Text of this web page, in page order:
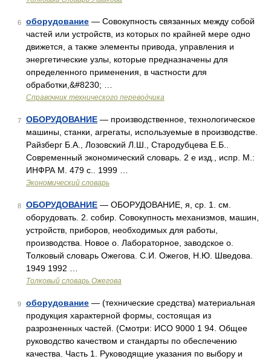
6 оборудование — Совокупность связанных между собой
частей или устройств, из которых по крайней мере одно
движется, а также элементы привода, управления и
энергетические узлы, которые предназначены для
определенного применения, в частности для
обработки,&#8230; …
Справочник технического переводчика
7 ОБОРУДОВАНИЕ — производственное, технологическое
машины, станки, агрегаты, используемые в производстве.
Райзберг Б.А., Лозовский Л.Ш., Стародубцева Е.Б..
Современный экономический словарь. 2 е изд., испр. М.:
ИНФРА М. 479 с.. 1999 …
Экономический словарь
8 ОБОРУДОВАНИЕ — ОБОРУДОВАНИЕ, я, ср. 1. см.
оборудовать. 2. собир. Совокупность механизмов, машин,
устройств, приборов, необходимых для работы,
производства. Новое о. Лабораторное, заводское о.
Толковый словарь Ожегова. С.И. Ожегов, Н.Ю. Шведова.
1949 1992 …
Толковый словарь Ожегова
9 оборудование — (технические средства) материальная
продукция характерной формы, состоящая из
разрозненных частей. (Смотри: ИСО 9000 1 94. Общее
руководство качеством и стандарты по обеспечению
качества. Часть 1. Руководящие указания по выбору и